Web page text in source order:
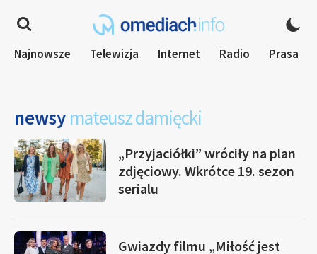
Najnowsze Telewizja Internet Radio Prasa
newsy mateusz damięcki
„Przyjaciółki” wróciły na plan
zdjęciowy. Wkrótce 19. sezon
serialu
Gwiazdy filmu „Miłość jest